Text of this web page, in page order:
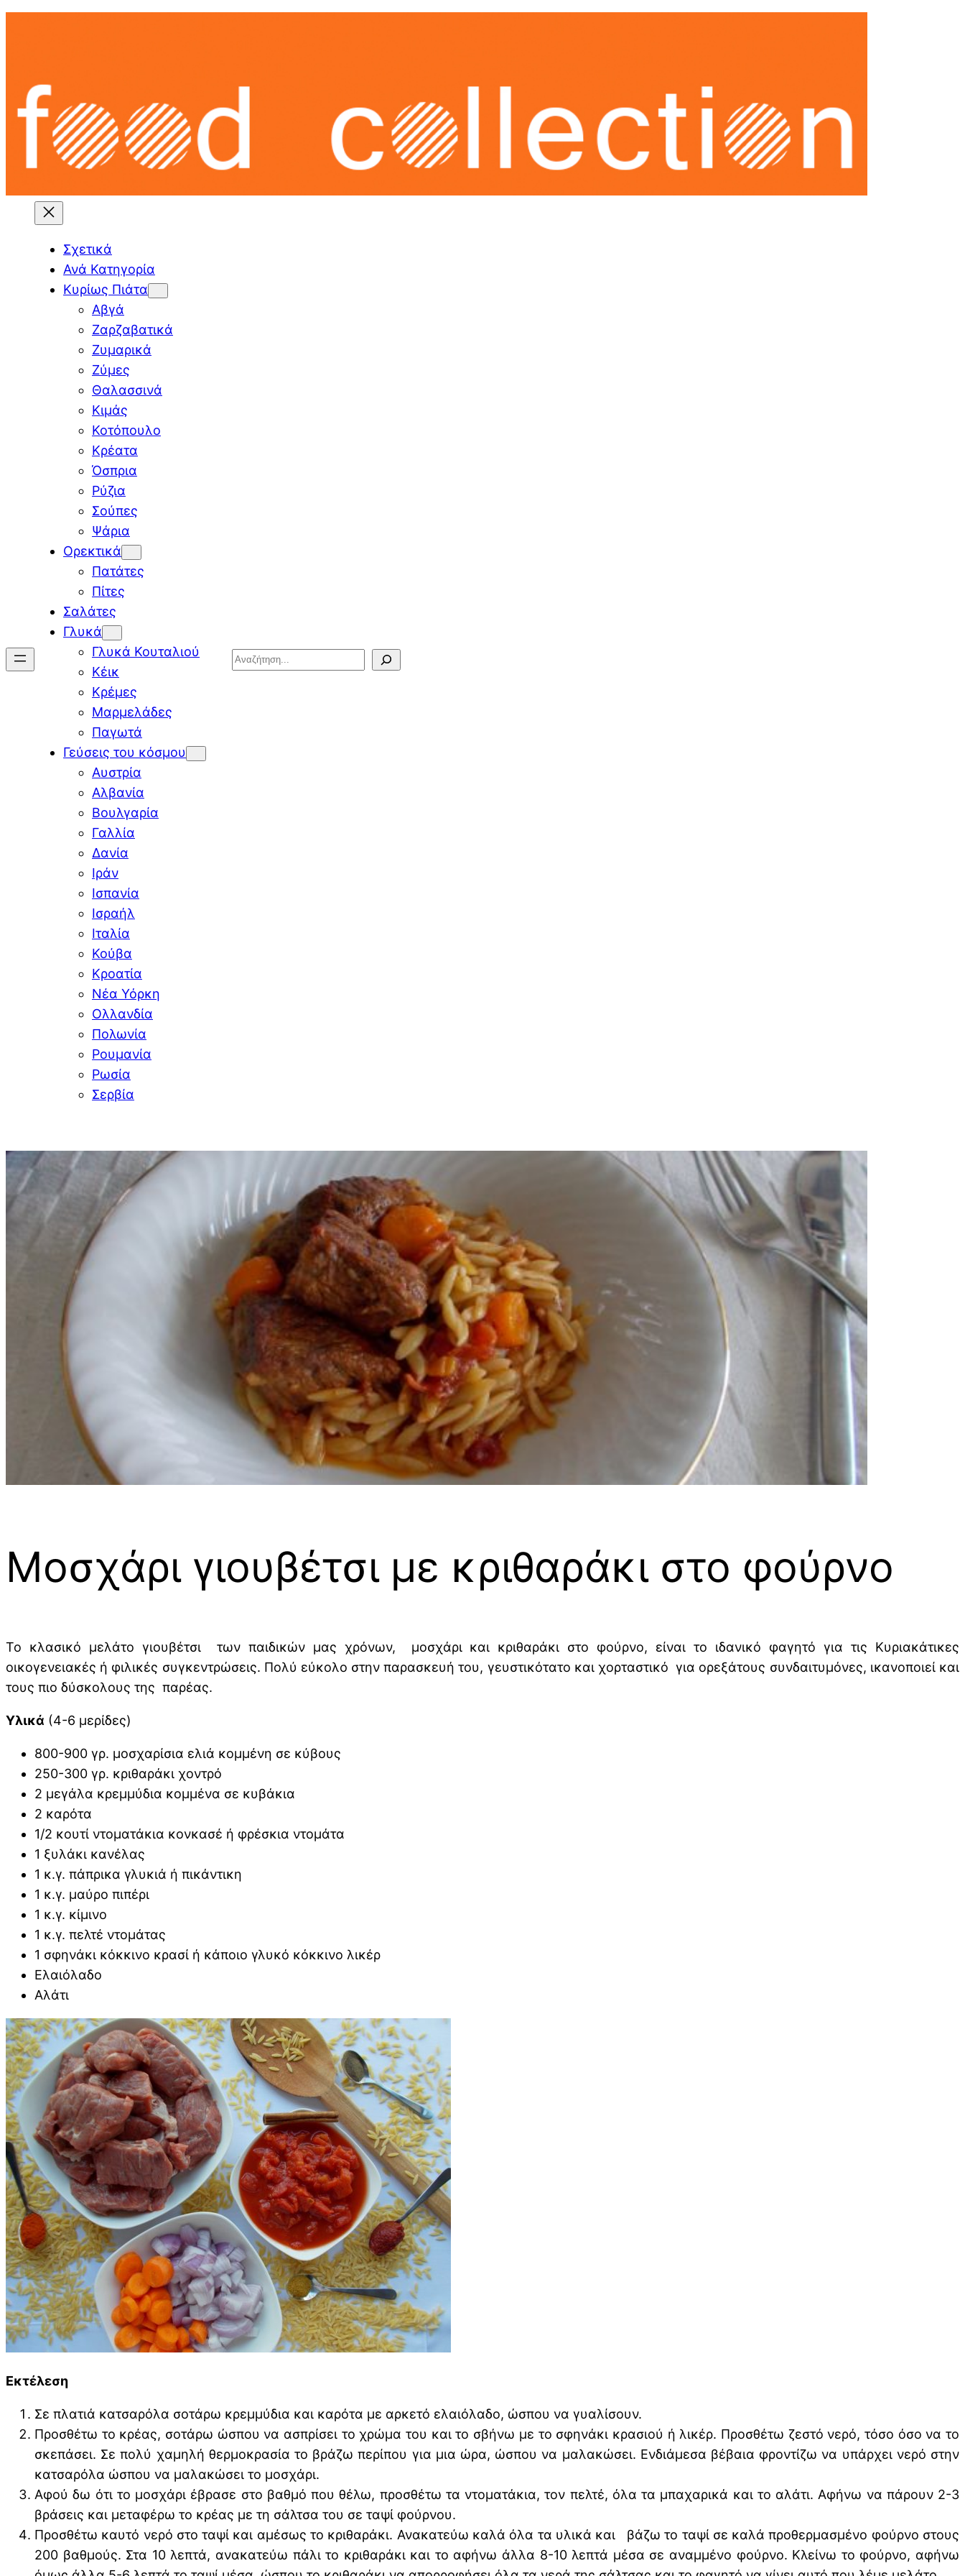
Skip
Σχετικά
Ανά Κατηγορία
Κυρίως Πιάτα
Αβγά
Ζαρζαβατικά
Ζυμαρικά
Ζύμες
Θαλασσινά
Κιμάς
Κοτόπουλο
Κρέατα
Όσπρια
Ρύζια
Σούπες
Ψάρια
Ορεκτικά
Πατάτες
Πίτες
Σαλάτες
Γλυκά
Γλυκά Κουταλιού
Κέικ
Κρέμες
Μαρμελάδες
Παγωτά
Γεύσεις του κόσμου
Αυστρία
Αλβανία
Βουλγαρία
Γαλλία
Δανία
Ιράν
Ισπανία
Ισραήλ
Ιταλία
Κούβα
Κροατία
Νέα Υόρκη
Ολλανδία
Πολωνία
Ρουμανία
Ρωσία
Σερβία
Search
Μοσχάρι γιουβέτσι με κριθαράκι στο φούρνο
Το κλασικό μελάτο γιουβέτσι των παιδικών μας χρόνων, μοσχάρι και κριθαράκι στο φούρνο, είναι το ιδανικό φαγητό για τις Κυριακάτικες
οικογενειακές ή φιλικές συγκεντρώσεις. Πολύ εύκολο στην παρασκευή του, γευστικότατο και χορταστικό για ορεξάτους συνδαιτυμόνες, ικανοποιεί και
τους πιο δύσκολους της παρέας.
Υλικά (4-6 μερίδες)
800-900 γρ. μοσχαρίσια ελιά κομμένη σε κύβους
250-300 γρ. κριθαράκι χοντρό
2 μεγάλα κρεμμύδια κομμένα σε κυβάκια
2 καρότα
1/2 κουτί ντοματάκια κονκασέ ή φρέσκια ντομάτα
1 ξυλάκι κανέλας
1 κ.γ. πάπρικα γλυκιά ή πικάντικη
1 κ.γ. μαύρο πιπέρι
1 κ.γ. κίμινο
1 κ.γ. πελτέ ντομάτας
1 σφηνάκι κόκκινο κρασί ή κάποιο γλυκό κόκκινο λικέρ
Ελαιόλαδο
Αλάτι
Εκτέλεση
Σε πλατιά κατσαρόλα σοτάρω κρεμμύδια και καρότα με αρκετό ελαιόλαδο, ώσπου να γυαλίσουν.
Προσθέτω το κρέας, σοτάρω ώσπου να ασπρίσει το χρώμα του και το σβήνω με το σφηνάκι κρασιού ή λικέρ. Προσθέτω ζεστό νερό, τόσο όσο να το
σκεπάσει. Σε πολύ χαμηλή θερμοκρασία το βράζω περίπου για μια ώρα, ώσπου να μαλακώσει. Ενδιάμεσα βέβαια φροντίζω να υπάρχει νερό στην
κατσαρόλα ώσπου να μαλακώσει το μοσχάρι.
Αφού δω ότι το μοσχάρι έβρασε στο βαθμό που θέλω, προσθέτω τα ντοματάκια, τον πελτέ, όλα τα μπαχαρικά και το αλάτι. Αφήνω να πάρουν 2-3
βράσεις και μεταφέρω το κρέας με τη σάλτσα του σε ταψί φούρνου.
Προσθέτω καυτό νερό στο ταψί και αμέσως το κριθαράκι. Ανακατεύω καλά όλα τα υλικά και βάζω το ταψί σε καλά προθερμασμένο φούρνο στους
200 βαθμούς. Στα 10 λεπτά, ανακατεύω πάλι το κριθαράκι και το αφήνω άλλα 8-10 λεπτά μέσα σε αναμμένο φούρνο. Κλείνω το φούρνο, αφήνω